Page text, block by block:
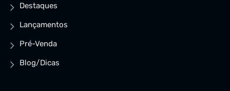
Destaques
Lançamentos
Pré-Venda
Blog/Dicas